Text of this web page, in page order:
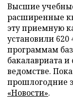
Высшие
расширенные
эту приемную
установили 620
программам
бакалавриата и
ведомстве.
прошлогодние
«Новости».